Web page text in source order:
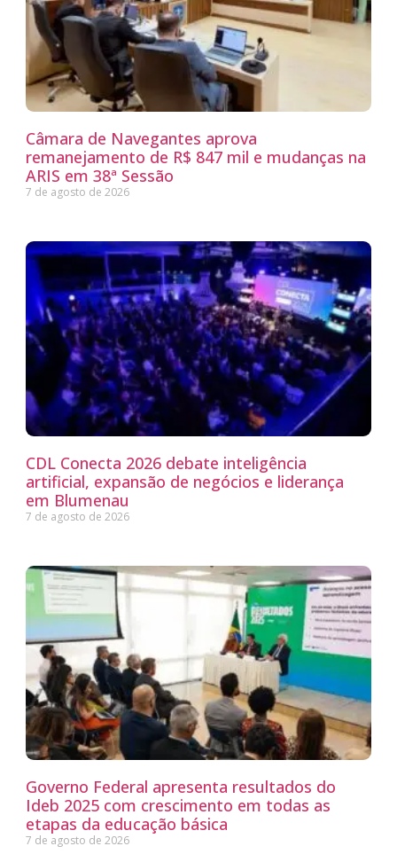
Câmara de Navegantes aprova
remanejamento de R$ 847 mil e mudanças na
ARIS em 38ª Sessão
7 de agosto de 2026
CDL Conecta 2026 debate inteligência
artificial, expansão de negócios e liderança
em Blumenau
7 de agosto de 2026
Governo Federal apresenta resultados do
Ideb 2025 com crescimento em todas as
etapas da educação básica
7 de agosto de 2026